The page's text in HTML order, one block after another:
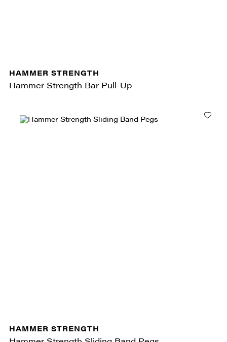
HAMMER STRENGTH
Hammer Strength Bar Pull-Up
HAMMER STRENGTH